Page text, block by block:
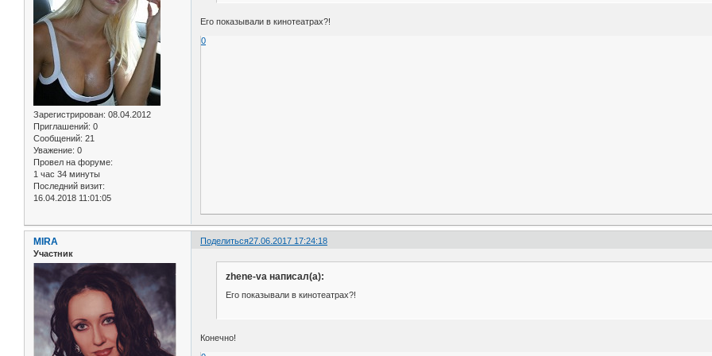
Зарегистрирован: 08.04.2012
Приглашений: 0
Сообщений: 21
Уважение: 0
Провел на форуме:
1 час 34 минуты
Последний визит:
16.04.2018 11:01:05
Его показывали в кинотеатрах?!
0
Поделиться27.06.2017 17:24:18
MIRA
Участник
zhene-va написал(а):
Его показывали в кинотеатрах?!
Конечно!